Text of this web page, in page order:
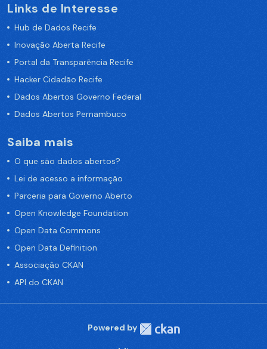
Links de Interesse
Hub de Dados Recife
Inovação Aberta Recife
Portal da Transparência Recife
Hacker Cidadão Recife
Dados Abertos Governo Federal
Dados Abertos Pernambuco
Saiba mais
O que são dados abertos?
Lei de acesso a informação
Parceria para Governo Aberto
Open Knowledge Foundation
Open Data Commons
Open Data Definition
Associação CKAN
API do CKAN
Powered by